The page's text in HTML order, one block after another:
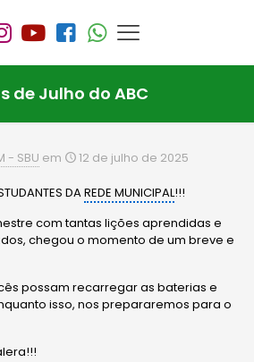
de Julho do ABC
- SBU em 12 de julho de 2025
DAREDE MUNICIPAL!!!
com tantas lições aprendidas e
chegou o momento de um breve e
possam recarregar as baterias e
isso, nos prepararemos para o